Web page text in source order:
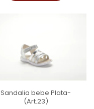
Sandalia bebe Plata-
(Art.23)